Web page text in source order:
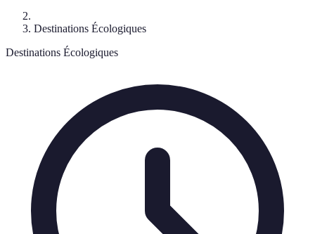
Destinations Écologiques
Destinations Écologiques